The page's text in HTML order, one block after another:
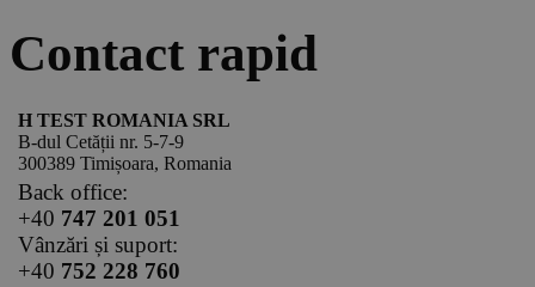
Contact rapid
H TEST ROMANIA SRL
B-dul Cetății nr. 5-7-9
300389 Timișoara, Romania
Back office:
+40 747 201 051
Vânzări și suport:
+40 752 228 760